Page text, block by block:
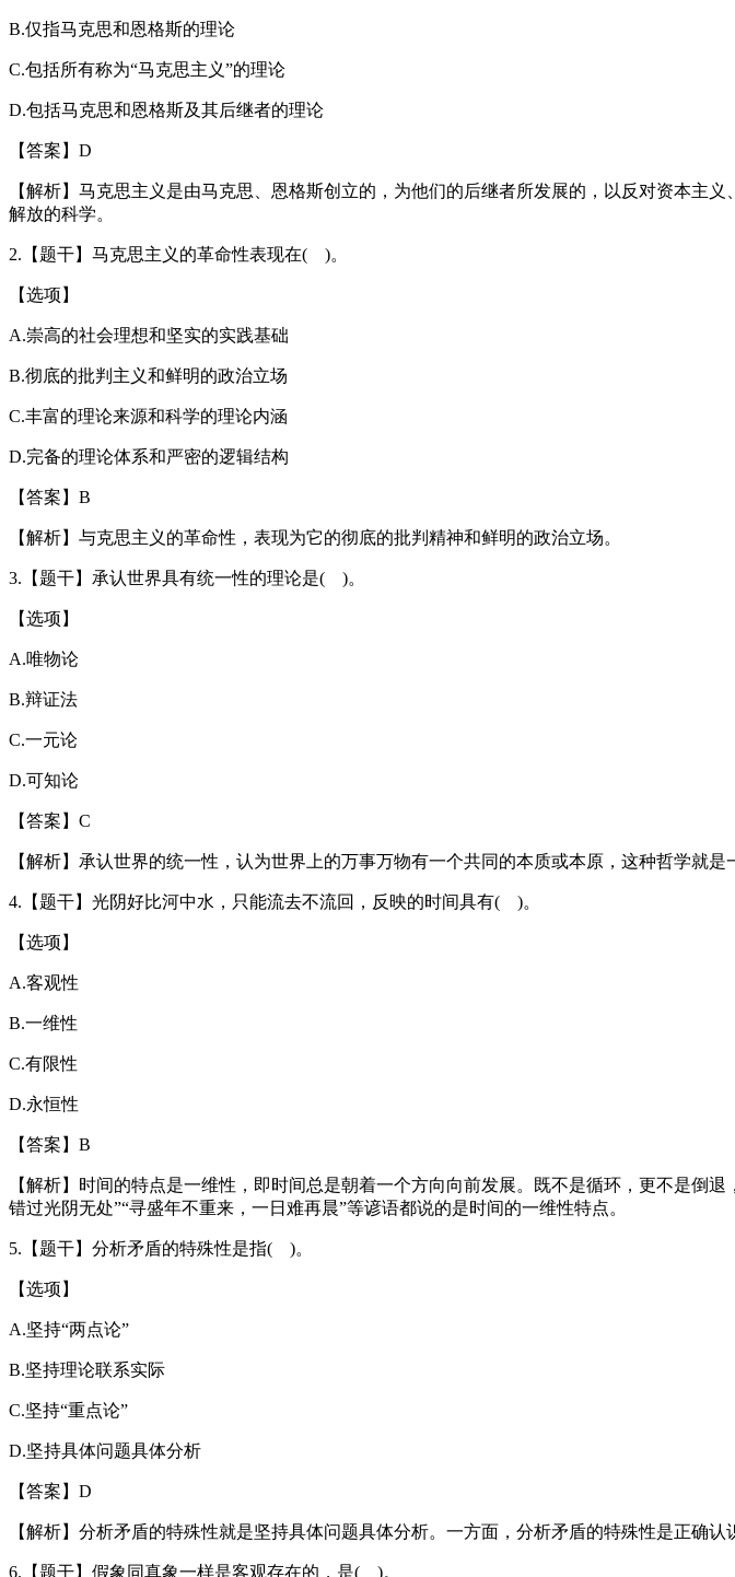
B.仅指马克思和恩格斯的理论
C.包括所有称为“马克思主义”的理论
D.包括马克思和恩格斯及其后继者的理论
【答案】D
【解析】马克思主义是由马克思、恩格斯创立的，为他们的后继者所发展的，以反对资本主
解放的科学。
2.【题干】马克思主义的革命性表现在( )。
【选项】
A.崇高的社会理想和坚实的实践基础
B.彻底的批判主义和鲜明的政治立场
C.丰富的理论来源和科学的理论内涵
D.完备的理论体系和严密的逻辑结构
【答案】B
【解析】与克思主义的革命性，表现为它的彻底的批判精神和鲜明的政治立场。
3.【题干】承认世界具有统一性的理论是( )。
【选项】
A.唯物论
B.辩证法
C.一元论
D.可知论
【答案】C
【解析】承认世界的统一性，认为世界上的万事万物有一个共同的本质或本原，这种哲学就是
4.【题干】光阴好比河中水，只能流去不流回，反映的时间具有( )。
【选项】
A.客观性
B.一维性
C.有限性
D.永恒性
【答案】B
【解析】时间的特点是一维性，即时间总是朝着一个方向向前发展。既不是循环，更不是倒
错过光阴无处”“寻盛年不重来，一日难再晨”等谚语都说的是时间的一维性特点。
5.【题干】分析矛盾的特殊性是指( )。
【选项】
A.坚持“两点论”
B.坚持理论联系实际
C.坚持“重点论”
D.坚持具体问题具体分析
【答案】D
【解析】分析矛盾的特殊性就是坚持具体问题具体分析。一方面，分析矛盾的特殊性是正确
6.【题干】假象同真象一样是客观存在的，是( )。